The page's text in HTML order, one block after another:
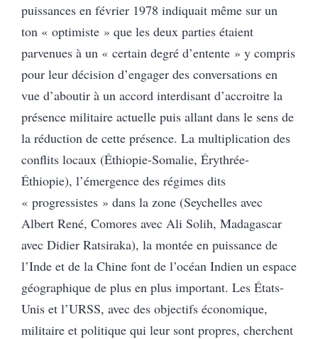
puissances en février 1978 indiquait même sur un
ton « optimiste » que les deux parties étaient
parvenues à un « certain degré d’entente » y compris
pour leur décision d’engager des conversations en
vue d’aboutir à un accord interdisant d’accroitre la
présence militaire actuelle puis allant dans le sens de
la réduction de cette présence. La multiplication des
conflits locaux (Éthiopie-Somalie, Érythrée-
Éthiopie), l’émergence des régimes dits
« progressistes » dans la zone (Seychelles avec
Albert René, Comores avec Ali Solih, Madagascar
avec Didier Ratsiraka), la montée en puissance de
l’Inde et de la Chine font de l’océan Indien un espace
géographique de plus en plus important. Les États-
Unis et l’URSS, avec des objectifs économique,
militaire et politique qui leur sont propres, cherchent